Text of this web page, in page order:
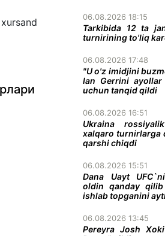
06.08.2026 18:15
Tarkibida 12 ta
turnirining to'liq
06.08.2026 17:48
"U o'z imidjini
Ian Gerrini
uchun tanqid qildi
06.08.2026 16:51
Ukraina
xalqaro turnirlarga
qarshi chiqdi
06.08.2026 15:51
Dana Uayt
oldin qanday
ishlab topganini
06.08.2026 13:45
Pereyra Josh